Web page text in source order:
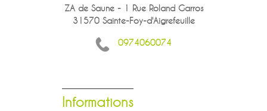
ZA de Saune - 1 Rue Roland Garros
31570 Sainte-Foy-d'Aigrefeuille
0974060074
Informations